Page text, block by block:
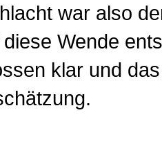
war also
Wende
klar und